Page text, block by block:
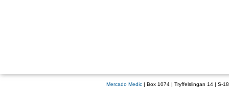
Mercado Medic| Box 1074 | Tryffelslingan 14 | S-